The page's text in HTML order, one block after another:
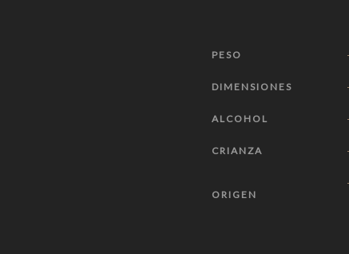
PESO
DIMENSIONES
ALCOHOL
CRIANZA
ORIGEN